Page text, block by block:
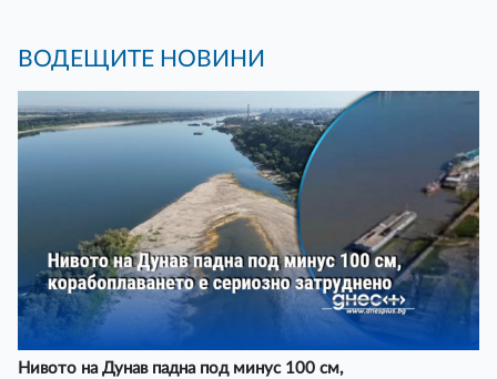
ВОДЕЩИТЕ НОВИНИ
Нивото на Дунав падна под минус 100 см,